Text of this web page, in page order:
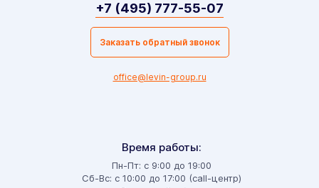
Время работы:
Пн-Пт: с 9:00 до 19:00
Сб-Вс: с 10:00 до 17:00 (call-центр)
+7 (495) 777-55-07
Заказать обратный звонок
office@levin-group.ru